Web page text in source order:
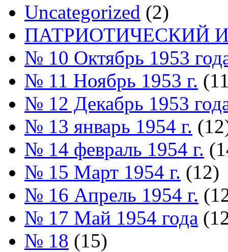
Uncategorized (2)
ПАТРИОТИЧЕСКИЙ
№ 10 Октябрь 1953
№ 11 Ноябрь 1953 г.
№ 12 Декабрь 1953
№ 13 январь 1954 г.
№ 14 февраль 1954 г.
№ 15 Март 1954 г. (12)
№ 16 Апрель 1954 г.
№ 17 Май 1954 года
№ 18 (15)